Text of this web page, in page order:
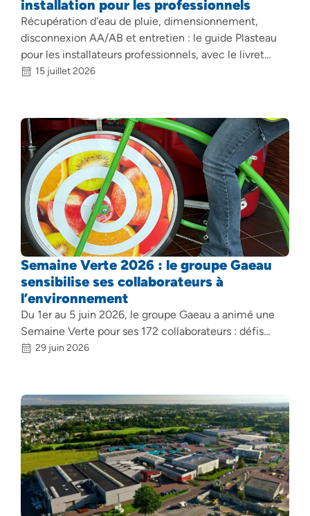
installation pour les professionnels
Récupération d'eau de pluie, dimensionnement,
disconnexion AA/AB et entretien : le guide Plasteau
pour les installateurs professionnels, avec le livret…
15 juillet 2026
Semaine Verte 2026 : le groupe Gaeau
sensibilise ses collaborateurs à
l’environnement
Du 1er au 5 juin 2026, le groupe Gaeau a animé une
Semaine Verte pour ses 172 collaborateurs : défis…
29 juin 2026